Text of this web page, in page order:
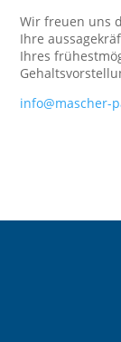
Wir freuen uns
Ihre
Ihres
info@mascher-